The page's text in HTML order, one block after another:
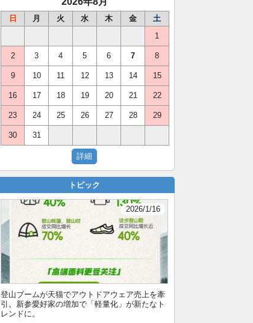
日 月 火 水 木 金
土
1
2 3 4 5 6 7 8
9 10 11 12 13 14 15
16 17 18 19 20 21 22
23 24 25 26 27 28 29
30 31
トピック
2026/1/16
登山ブームが天猫でアウトドアウェア売上を牽
引。新参愛好家の増加で「軽量化」が新たなト
レンドに。